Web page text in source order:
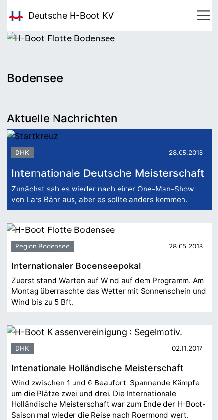
Deutsche H-Boot KV
Bodensee
Aktuelle Nachrichten
DHK 28.05.2018
Internationale Deutsche Meisterschaft
Zunächst sah es wieder nach einer One-Man-Show
von Lars Bähr aus, aber es sollte anders kommen.
Region Bodensee 28.05.2018
Internationaler Bodenseepokal
Zuerst stand Warten auf Wind auf dem Programm. Am
Montag überraschte das Wetter mit Sonnenschein und
Wind bis zu 5 Bft.
DHK 02.11.2017
Intenationale Holländische Meisterschaft
Wind zwischen 1 und 6 Beaufort. Spannende Kämpfe
um die Plätze zwei und drei. Die Internationale
Holländische Meisterschaft war zum Ende der H-Boot-
Saison mal wieder die Reise nach Roermond wert.